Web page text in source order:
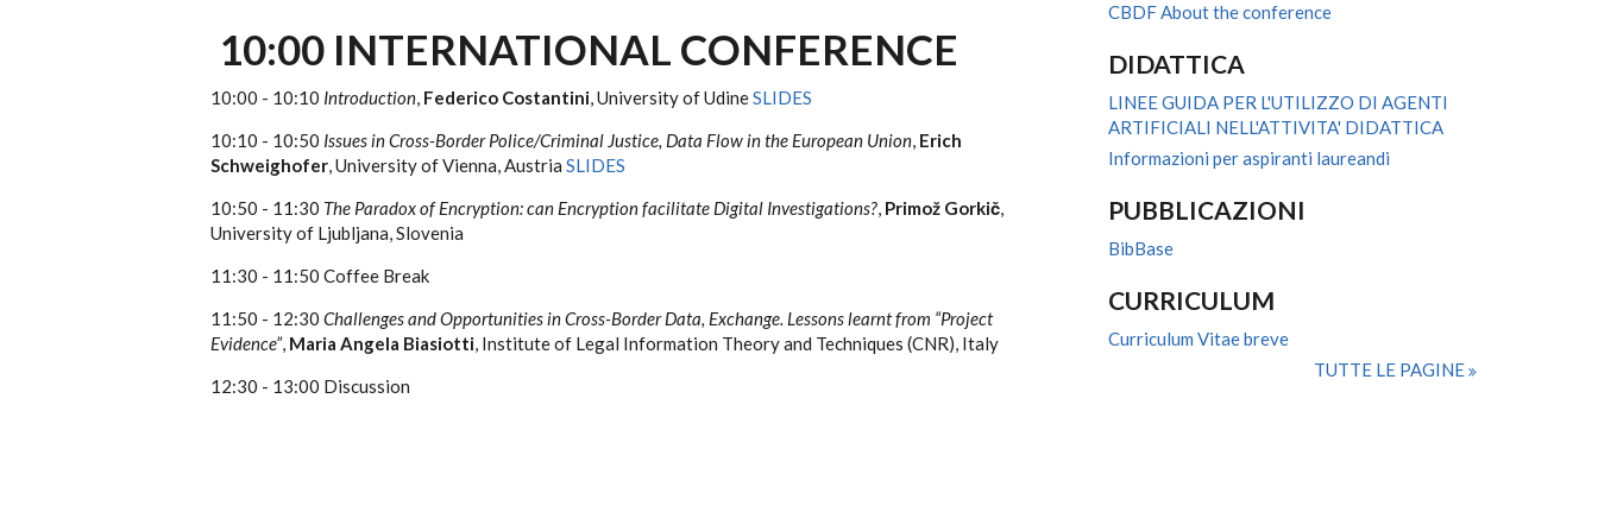
10:00 INTERNATIONAL CONFERENCE
10:00 - 10:10 Introduction, Federico Costantini, University of UdineSLIDES
10:10 - 10:50 Issues in Cross-Border Police/Criminal Justice, Data Flow in the European Union, Erich
Schweighofer, University of Vienna, Austria SLIDES
10:50 - 11:30 The Paradox of Encryption: can Encryption facilitate Digital Investigations?, Primož Gorkič,
University of Ljubljana, Slovenia
11:30 - 11:50 Coffee Break
11:50 - 12:30 Challenges and Opportunities in Cross-Border Data, Exchange. Lessons learnt from “Project
Evidence”, Maria Angela Biasiotti, Institute of Legal Information Theory and Techniques (CNR), Italy
12:30 - 13:00 Discussion
CBDF About the conference
DIDATTICA
LINEE GUIDA PER L'UTILIZZO DI AGENTI
ARTIFICIALI NELL'ATTIVITA' DIDATTICA
Informazioni per aspiranti laureandi
PUBBLICAZIONI
BibBase
CURRICULUM
Curriculum Vitae breve
TUTTE LE PAGINE